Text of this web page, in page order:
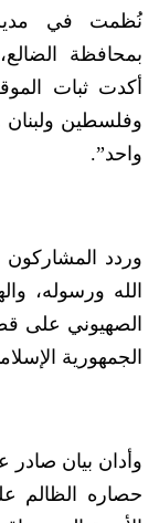
نُظمت في
بمحافظة
أكدت ثبات
وفلسطين ولبنان
واحد”.
وردد
الله ورسوله،
الصهيوني على
الجمهورية
وأدان بيان صادر
حصاره الظالم